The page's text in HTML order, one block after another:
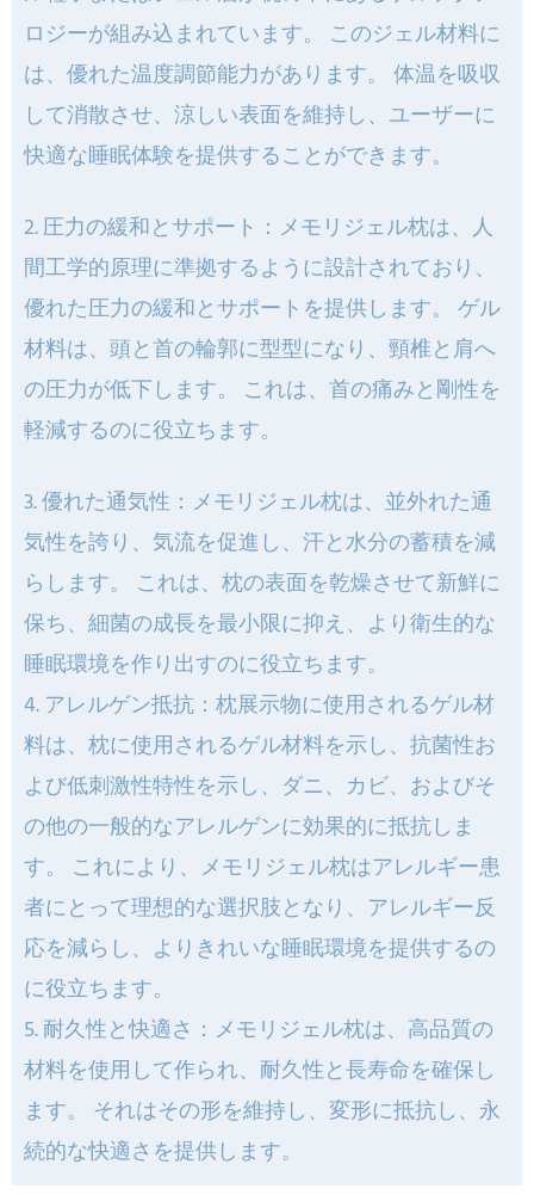
ロジーが組み込まれています。 このジェル材料に
は、優れた温度調節能力があります。 体温を吸収
して消散させ、涼しい表面を維持し、ユーザーに
快適な睡眠体験を提供することができます。
2. 圧力の緩和とサポート：メモリジェル枕は、人
間工学的原理に準拠するように設計されており、
優れた圧力の緩和とサポートを提供します。 ゲル
材料は、頭と首の輪郭に型型になり、頸椎と肩へ
の圧力が低下します。 これは、首の痛みと剛性を
軽減するのに役立ちます。
3. 優れた通気性：メモリジェル枕は、並外れた通
気性を誇り、気流を促進し、汗と水分の蓄積を減
らします。 これは、枕の表面を乾燥させて新鮮に
保ち、細菌の成長を最小限に抑え、より衛生的な
睡眠環境を作り出すのに役立ちます。
4. アレルゲン抵抗：枕展示物に使用されるゲル材
料は、枕に使用されるゲル材料を示し、抗菌性お
よび低刺激性特性を示し、ダニ、カビ、およびそ
の他の一般的なアレルゲンに効果的に抵抗しま
す。 これにより、メモリジェル枕はアレルギー患
者にとって理想的な選択肢となり、アレルギー反
応を減らし、よりきれいな睡眠環境を提供するの
に役立ちます。
5. 耐久性と快適さ：メモリジェル枕は、高品質の
材料を使用して作られ、耐久性と長寿命を確保し
ます。 それはその形を維持し、変形に抵抗し、永
続的な快適さを提供します。